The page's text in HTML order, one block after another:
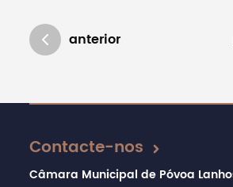
anterior
Atualizado em 25/02/2026
Contacte-nos
Câmara Municipal de Póvoa